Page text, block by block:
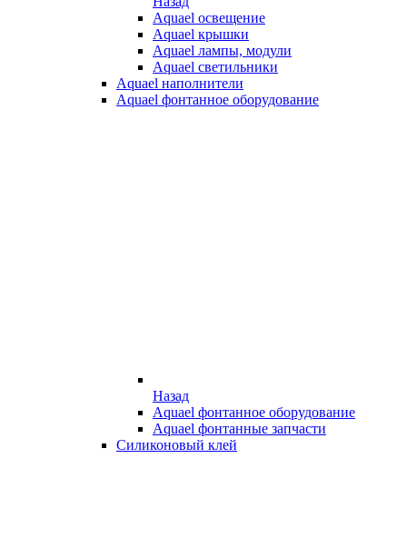
Aquael освещение
Aquael крышки
Aquael лампы, модули
Aquael светильники
Aquael наполнители
Aquael фонтанное оборудование
Назад
Aquael фонтанное оборудование
Aquael фонтанные запчасти
Силиконовый клей